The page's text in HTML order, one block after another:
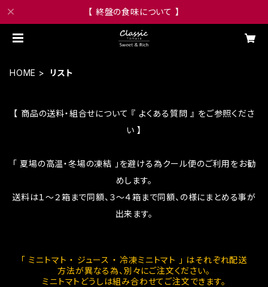
【 終盤の食味について 】
HOME リスト
【 商品の送料・組合せについて 『 よくある質問 』 をご参照くださ
い 】
「 夏場の高温・冬場の凍結 」を避ける為クール便のご利用をお勧
めします。
送料は１～２箱まで同額、３～４箱まで同額、の様にまとめる事が
出来ます。
「 ミニトマト ・ ジュース ・ 冷凍ミニトマト 」 はそれぞれ配送
方法が異なる為、別々にご注文ください。
ミニトマトどうしは組み合わせてご注文できます。